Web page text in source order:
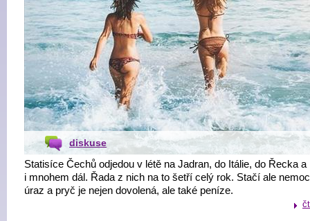
diskuse
Statisíce Čechů odjedou v létě na Jadran, do Itálie, do Řecka a
i mnohem dál. Řada z nich na to šetří celý rok. Stačí ale
úraz a pryč je nejen dovolená, ale také peníze.